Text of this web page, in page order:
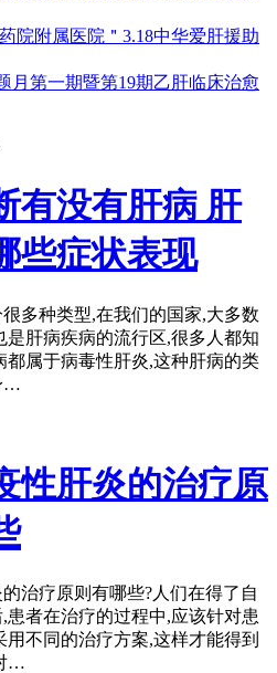
院附属医院＂3.18中华爱肝援助
月第一期暨第19期乙肝临床治愈
有没有肝病 肝
些症状表现
多种类型,在我们的国家,大多数
是肝病疾病的流行区,很多人都知
都属于病毒性肝炎,这种肝病的类
…
性肝炎的治疗原
治疗原则有哪些?人们在得了自
患者在治疗的过程中,应该针对患
用不同的治疗方案,这样才能得到
…